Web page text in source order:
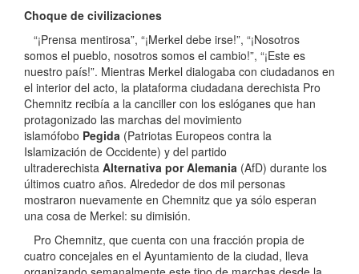
Choque de civilizaciones
“¡Prensa mentirosa”, “¡Merkel debe irse!”, “¡Nosotros
somos el pueblo, nosotros somos el cambio!”, “¡Este es
nuestro país!”. Mientras Merkel dialogaba con ciudadanos en
el interior del acto, la plataforma ciudadana derechista Pro
Chemnitz recibía a la canciller con los eslóganes que han
protagonizado las marchas del movimiento
islamófobo Pegida (Patriotas Europeos contra la
Islamización de Occidente) y del partido
ultraderechista Alternativa por Alemania (AfD) durante los
últimos cuatro años. Alrededor de dos mil personas
mostraron nuevamente en Chemnitz que ya sólo esperan
una cosa de Merkel: su dimisión.
Pro Chemnitz, que cuenta con una fracción propia de
cuatro concejales en el Ayuntamiento de la ciudad, lleva